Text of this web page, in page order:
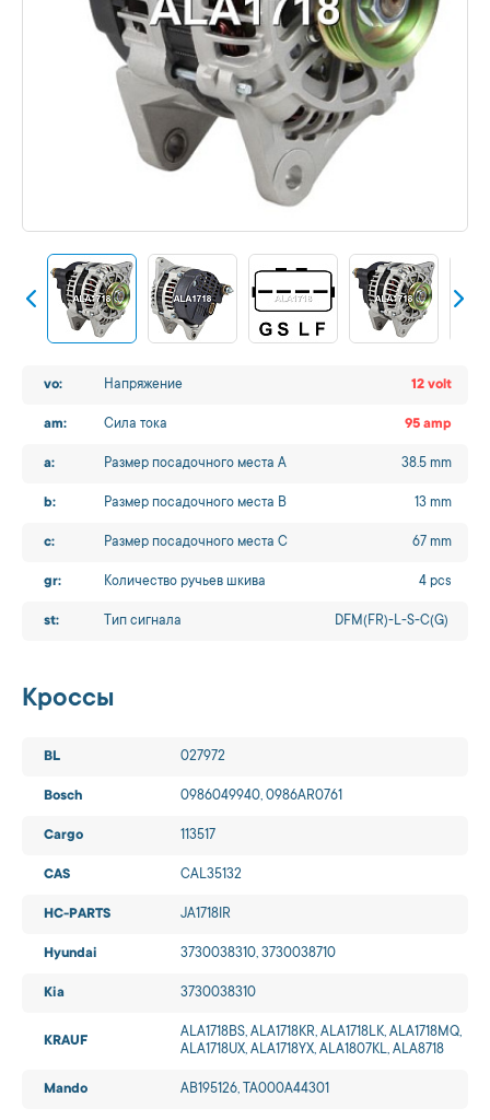
vo: Напряжение 12 volt
am: Сила тока 95 amp
a: Размер посадочного места A 38.5 mm
b: Размер посадочного места B 13 mm
c: Размер посадочного места C 67 mm
gr: Количество ручьев шкива 4 pcs
st: Тип сигнала DFM(FR)-L-S-C(G)
Кроссы
BL 027972
Bosch 0986049940, 0986AR0761
Cargo 113517
CAS CAL35132
HC-PARTS JA1718IR
Hyundai 3730038310, 3730038710
Kia 3730038310
KRAUF
ALA1718BS, ALA1718KR, ALA1718LK, ALA1718MQ,
ALA1718UX, ALA1718YX, ALA1807KL, ALA8718
Mando AB195126, TA000A44301